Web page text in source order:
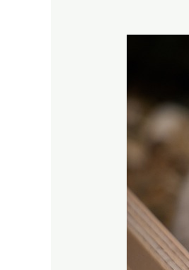
het
perfecte
huisdier
voor
kan
zijn